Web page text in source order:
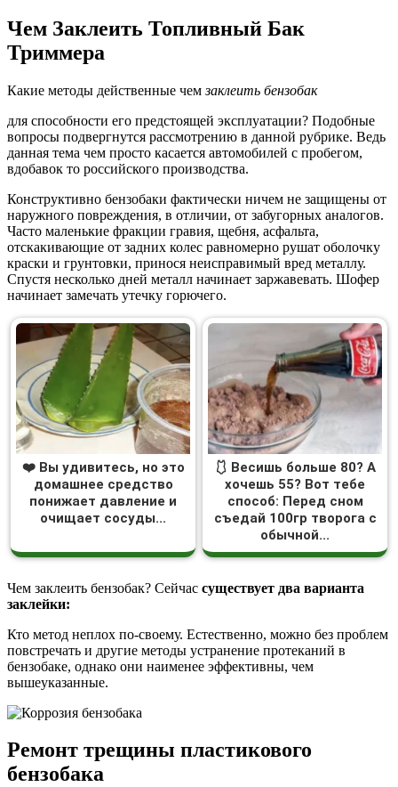
Чем Заклеить Топливный Бак
Триммера
Какие методы действенные чемзаклеить бензобак
для способности его предстоящей эксплуатации? Подобные
вопросы подвергнутся рассмотрению в данной рубрике. Ведь
данная тема чем просто касается автомобилей с пробегом,
вдобавок то российского производства.
Конструктивно бензобаки фактически ничем не защищены от
наружного повреждения, в отличии, от забугорных аналогов.
Часто маленькие фракции гравия, щебня, асфальта,
отскакивающие от задних колес равномерно рушат оболочку
краски и грунтовки, принося неисправимый вред металлу.
Спустя несколько дней металл начинает заржавевать. Шофер
начинает замечать утечку горючего.
❤️ Вы удивитесь, но это
домашнее средство
понижает давление и
очищает сосуды...
🩱 Весишь больше 80? А
хочешь 55? Вот тебе
способ: Перед сном
съедай 100гр творога с
обычной...
Чем заклеить бензобак? Сейчас существует два варианта
заклейки:
Кто метод неплох по-своему. Естественно, можно без проблем
повстречать и другие методы устранение протеканий в
бензобаке, однако они наименее эффективны, чем
вышеуказанные.
Ремонт трещины пластикового
бензобака